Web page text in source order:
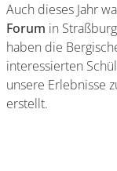
Auch dieses Jahr
Forum in
haben die
interessierten
unsere Erlebnisse
erstellt.